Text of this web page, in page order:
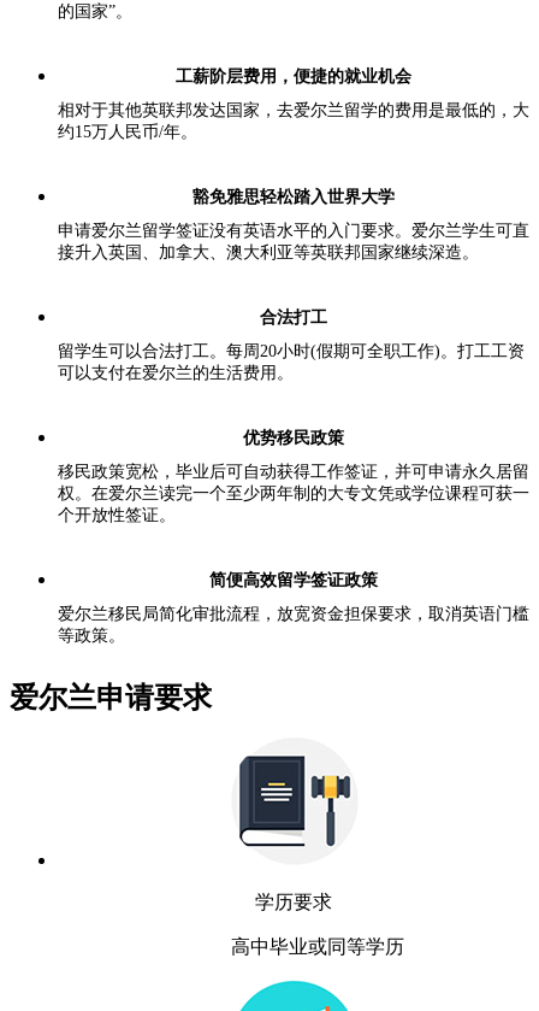
的国家”。
工薪阶层费用，便捷的就业机会
相对于其他英联邦发达国家，去爱尔兰留学的费用是最低的，大
约15万人民币/年。
豁免雅思轻松踏入世界大学
申请爱尔兰留学签证没有英语水平的入门要求。爱尔兰学生可直
接升入英国、加拿大、澳大利亚等英联邦国家继续深造。
合法打工
留学生可以合法打工。每周20小时(假期可全职工作)。打工工资
可以支付在爱尔兰的生活费用。
优势移民政策
移民政策宽松，毕业后可自动获得工作签证，并可申请永久居留
权。在爱尔兰读完一个至少两年制的大专文凭或学位课程可获一
个开放性签证。
简便高效留学签证政策
爱尔兰移民局简化审批流程，放宽资金担保要求，取消英语门槛
等政策。
爱尔兰申请要求
学历要求
高中毕业或同等学历